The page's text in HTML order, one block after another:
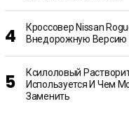
Кроссовер Nissan
Внедорожную Версию
Ксилоловый
Используется И Чем
Заменить